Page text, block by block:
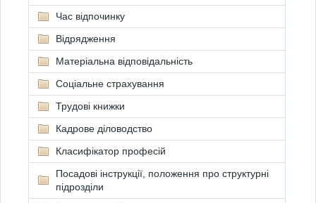
Час відпочинку
Відрядження
Матеріальна відповідальність
Соціальне страхування
Трудові книжки
Кадрове діловодство
Класифікатор професій
Посадові інструкції, положення про структурні
підрозділи